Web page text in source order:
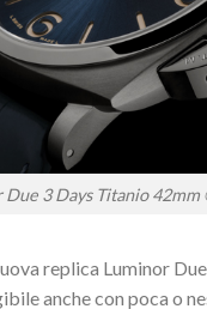
Due 3 Days Titanio
replica Luminor
anche con poca o